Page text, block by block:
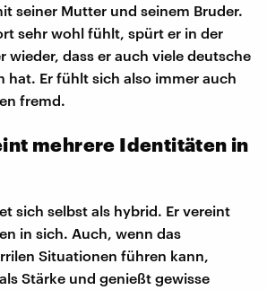
seiner Mutter und seinem Bruder.
sehr wohl fühlt, spürt er in der
wieder, dass er auch viele deutsche
hat. Er fühlt sich also immer auch
fremd.
mehrere Identitäten in
sich selbst als hybrid. Er vereint
in sich. Auch, wenn das
Situationen führen kann,
Stärke und genießt gewisse